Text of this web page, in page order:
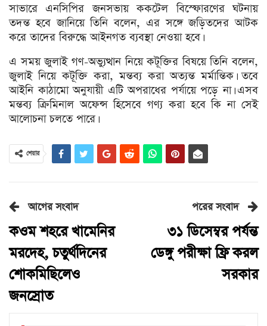
সাভারে এনসিপির জনসভায় ককটেল বিস্ফোরণের ঘটনায়
তদন্ত হবে জানিয়ে তিনি বলেন, এর সঙ্গে জড়িতদের আটক
করে তাদের বিরুদ্ধে আইনগত ব্যবস্থা নেওয়া হবে।
এ সময় জুলাই গণ-অভ্যুত্থান নিয়ে কটূক্তির বিষয়ে তিনি বলেন,
জুলাই নিয়ে কটূক্তি করা, মন্তব্য করা অত্যন্ত মর্মান্তিক। তবে
আইনি কাঠামো অনুযায়ী এটি অপরাধের পর্যায়ে পড়ে না। এসব
মন্তব্য ক্রিমিনাল অফেন্স হিসেবে গণ্য করা হবে কি না সেই
আলোচনা চলতে পারে।
শেয়ার
আগের সংবাদ
কওম শহরে খামেনির
মরদেহ, চতুর্থদিনের
শোকমিছিলেও
জনস্রোত
পরের সংবাদ
৩১ ডিসেম্বর পর্যন্ত
ডেঙ্গু পরীক্ষা ফ্রি করল
সরকার